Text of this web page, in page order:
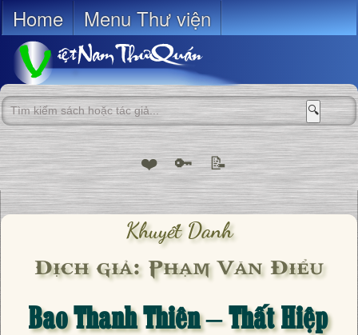
Home Menu Thư viện
🔍
❤️ 🔑 📝
Khuyết Danh
Dịch giả: Phạm Văn Điểu
Bao Thanh Thiên – Thất Hiệp